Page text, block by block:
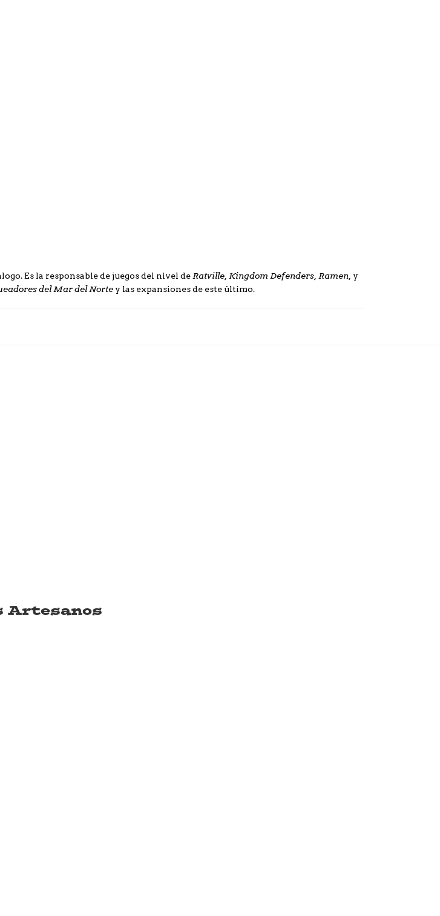
Es la responsable de juegos del nivel deRatville, Kingdom Defenders, Ramen, y
del Mar del Norte y las expansiones de este último.
Artesanos